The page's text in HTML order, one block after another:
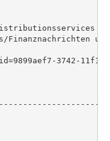
Distributionsservices
Finanznachrichten
3742-11f1-